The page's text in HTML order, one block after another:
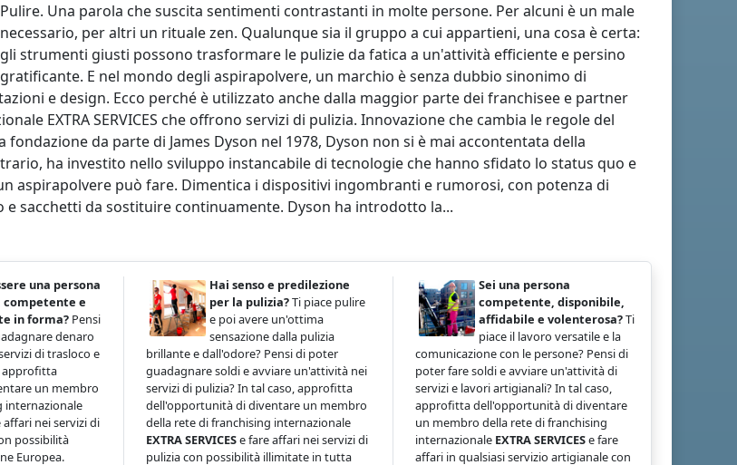
Pulire. Una parola che suscita sentimenti contrastanti in molte persone. Per alcuni è un male
necessario, per altri un rituale zen. Qualunque sia il gruppo a cui appartieni, una cosa è certa:
gli strumenti giusti possono trasformare le pulizie da fatica a un'attività efficiente e persino
gratificante. E nel mondo degli aspirapolvere, un marchio è senza dubbio sinonimo di
e design. Ecco perché è utilizzato anche dalla maggior parte dei franchisee e partner
EXTRA SERVICES che offrono servizi di pulizia. Innovazione che cambia le regole del
fondazione da parte di James Dyson nel 1978, Dyson non si è mai accontentata della
ha investito nello sviluppo instancabile di tecnologie che hanno sfidato lo status quo e
aspirapolvere può fare. Dimentica i dispositivi ingombranti e rumorosi, con potenza di
e sacchetti da sostituire continuamente. Dyson ha introdotto la...
una persona
e
in forma? Pensi
denaro
di trasloco e
approfitta
un membro
internazionale
affari nei servizi di
possibilità
Europea.
Hai senso e predilezione
per la pulizia?Ti piace pulire
e poi avere un'ottima
sensazione dalla pulizia
brillante e dall'odore? Pensi di poter
guadagnare soldi e avviare un'attività nei
servizi di pulizia? In tal caso, approfitta
dell'opportunità di diventare un membro
della rete di franchising internazionale
EXTRA SERVICESe fare affari nei servizi di
pulizia con possibilità illimitate in tutta
Sei una persona
competente, disponibile,
affidabile e volenterosa?Ti
piace il lavoro versatile e la
comunicazione con le persone? Pensi di
poter fare soldi e avviare un'attività di
servizi e lavori artigianali? In tal caso,
approfitta dell'opportunità di diventare
un membro della rete di franchising
internazionale EXTRA SERVICESe fare
affari in qualsiasi servizio artigianale con